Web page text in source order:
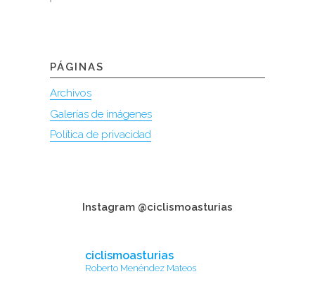
PÁGINAS
Archivos
Galerías de imágenes
Política de privacidad
Instagram @ciclismoasturias
ciclismoasturias
Roberto Menéndez Mateos